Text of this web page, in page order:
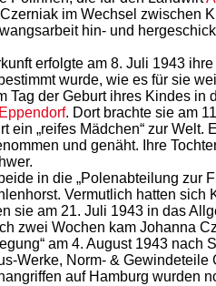
im Wechsel zwischen
hin- und
erfolgte am 8. Juli 1943
wurde, wie es für sie
Tag der Geburt ihres Kindes in
Eppendorf. Dort brachte sie am
ein „reifes Mädchen“ zur Welt.
und genäht. Ihre
in die „Polenabteilung zur
Vermutlich hatten sich
sie am 21. Juli 1943 in das
zwei Wochen kam Johanna
am 4. August 1943 nach
Werke, Norm- & Gewindeteile
auf Hamburg wurden